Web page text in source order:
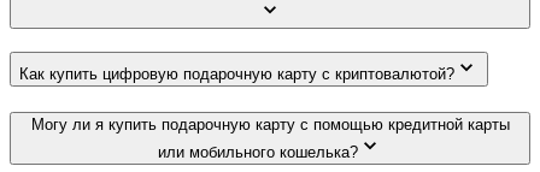
Как купить цифровую подарочную карту с криптовалютой?
Могу ли я купить подарочную карту с помощью кредитной карты
или мобильного кошелька?